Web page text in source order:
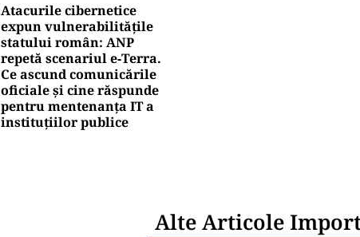
Atacurile cibernetice
expun vulnerabilitățile
statului român: ANP
repetă scenariul e‑Terra.
Ce ascund comunicările
oficiale și cine răspunde
pentru mentenanța IT a
instituțiilor publice
Alte Articole